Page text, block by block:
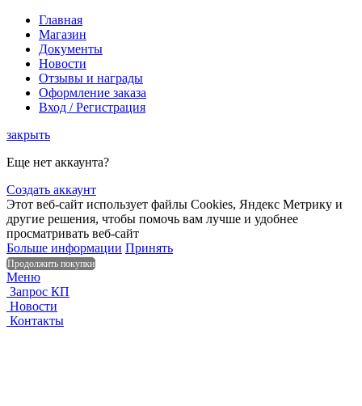
Главная
Магазин
Документы
Новости
Отзывы и награды
Оформление заказа
Вход / Регистрация
закрыть
Еще нет аккаунта?
Создать аккаунт
Этот веб-сайт использует файлы Cookies, Яндекс Метрику и
другие решения, чтобы помочь вам лучше и удобнее
просматривать веб-сайт
Больше информации Принять
Продолжить покупки
Меню
Запрос КП
Новости
Контакты